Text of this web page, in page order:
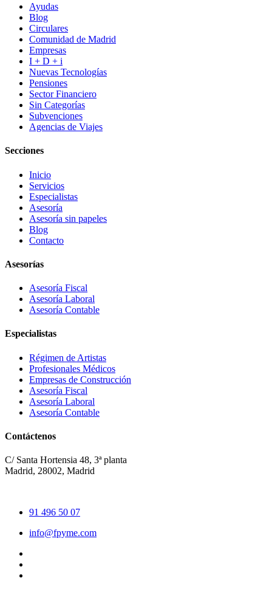
Ayudas
Blog
Circulares
Comunidad de Madrid
Empresas
I + D + i
Nuevas Tecnologías
Pensiones
Sector Financiero
Sin Categorías
Subvenciones
Agencias de Viajes
Secciones
Inicio
Servicios
Especialistas
Asesoría
Asesoría sin papeles
Blog
Contacto
Asesorías
Asesoría Fiscal
Asesoría Laboral
Asesoría Contable
Especialistas
Régimen de Artistas
Profesionales Médicos
Empresas de Construcción
Asesoría Fiscal
Asesoría Laboral
Asesoría Contable
Contáctenos
C/ Santa Hortensia 48, 3ª planta
Madrid, 28002, Madrid
91 496 50 07
info@fpyme.com